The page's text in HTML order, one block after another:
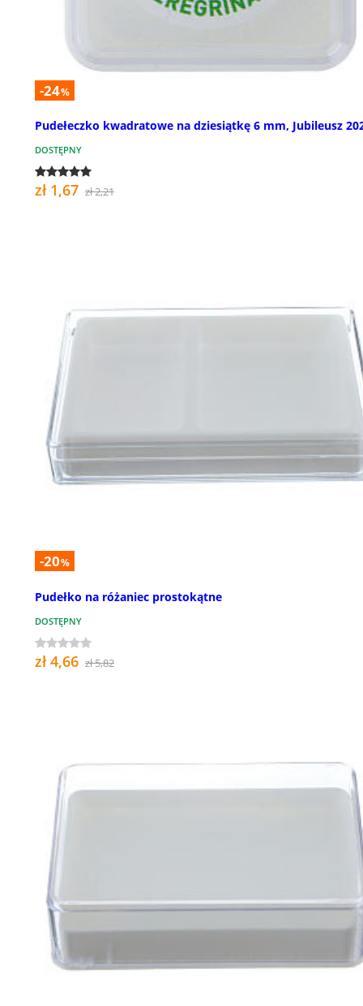
-24%
Pudełeczko kwadratowe na dziesiątkę 6 mm, Jubileusz
DOSTĘPNY
zł 1,67 zł 2,21
-20%
Pudełko na różaniec prostokątne
DOSTĘPNY
zł 4,66 zł 5,82